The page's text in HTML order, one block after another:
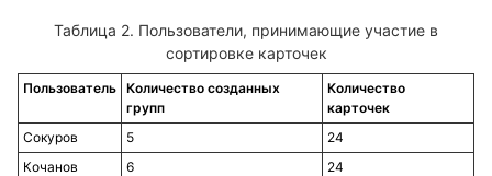
Таблица 2. Пользователи, принимающие участие в
сортировке карточек
Пользователь Количество созданных
групп
Количество
карточек
Сокуров
5
24
Кочанов
6
24